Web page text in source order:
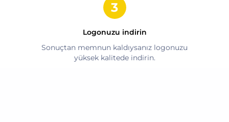
Logonuzu indirin
Sonuçtan memnun kaldıysanız logonuzu
yüksek kalitede indirin.